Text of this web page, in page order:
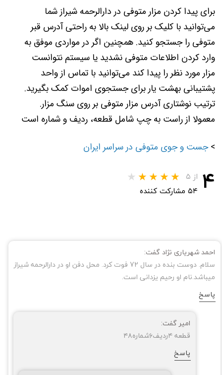
برای پیدا کردن مزار متوفی در دارالرحمه شیراز شما
می‌توانید با کلیک بر روی لینک بالا به راحتی آدرس قبر
متوفی را جستجو کنید. همچنین اگر در مواردی موفق به
وارد کردن اطلاعات متوفی نشدید یا سیستم نتوانست
مزار مورد نظر را پیدا کند می‌توانید با تماس از واحد
پشتیبانی بهشت یار برای جستجوی اموات کمک بگیرید.
.ترتیب نوشتاری آدرس مزار متوفی بر روی سنگ مزار
معمولا از راست به چپ شامل قطعه، ردیف و شماره است
>جست و جوی متوفی در سراسر ایران
۴ از ۵
۵۴ مشارکت کننده
احمد شهریاری نژاد گفت:
سلام. دوست بنده در سال 72 فوت کرد. محل دفن او در دارالرحمه شیراز
میباشد.نام او رحیم یزدانی است.
پاسخ
امیر گفت:
قطعه ۴ردیف۶شماره۴۸
پاسخ